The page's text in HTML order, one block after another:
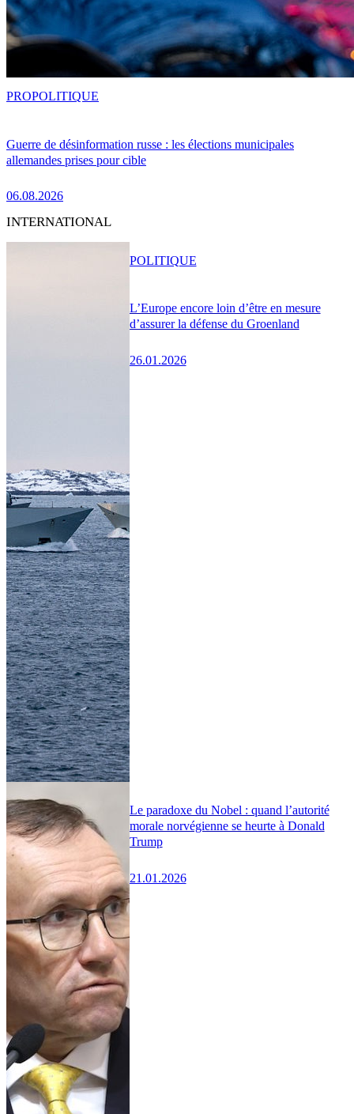
Guerre de désinformation russe : les élections municipales
allemandes prises pour cible
06.08.2026
PROPOLITIQUE
INTERNATIONAL
L’Europe encore loin d’être en mesure
d’assurer la défense du Groenland
26.01.2026
POLITIQUE
Le paradoxe du Nobel : quand l’autorité
morale norvégienne se heurte à Donald
Trump
21.01.2026